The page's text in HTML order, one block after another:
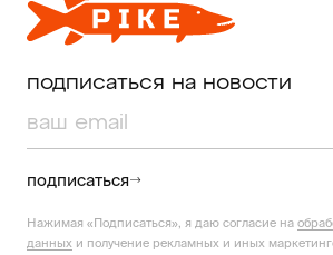
подписаться на новости
подписаться
Нажимая «Подписаться», я даю согласие на
данных и получение рекламных и иных